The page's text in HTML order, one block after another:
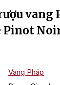
vang
Vang Pháp